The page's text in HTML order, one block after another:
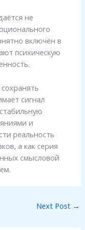
не
включён в
психическую
сигнал
и
реальность
а как серия
смысловой
Next Post →